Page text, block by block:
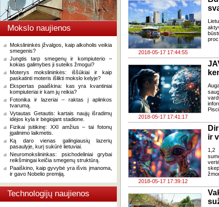
Mokslo naujienos
Mokslininkės įžvalgos, kaip alkoholis veikia
smegenis?
Jungtis tarp smegenų ir kompiuterio –
kokias galimybes ji suteiks žmogui?
Moterys mokslininkės: iššūkiai ir kaip
paskatinti moteris išlikti mokslo kelyje?
Ekspertas paaiškina: kas yra kvantiniai
kompiuteriai ir kam jų reikia?
Fotonika ir lazeriai – raktas į aplinkos
tvarumą.
Vytautas Getautis: kartais naujų išradimų
idėjos kyla ir bėgiojant stadione.
Fizikai įsitikinę: XXI amžius – tai fotonų
įgalinimo laikmetis.
Ką daro vienas galingiausių lazerių
pasaulyje, kurį sukūrė lietuviai.
Neuromokslininkas: psichodeliniai grybai
reikšmingai keičia smegenų struktūrą.
Paaiškino, kaip gyvybė yra išvis įmanoma,
ir gavo Nobelio premiją.
Technologijų naujienos
2018-05-17 17:44:55
2018-05-17 17:41:17
2018-05-17 17:39:12
ir
1,2